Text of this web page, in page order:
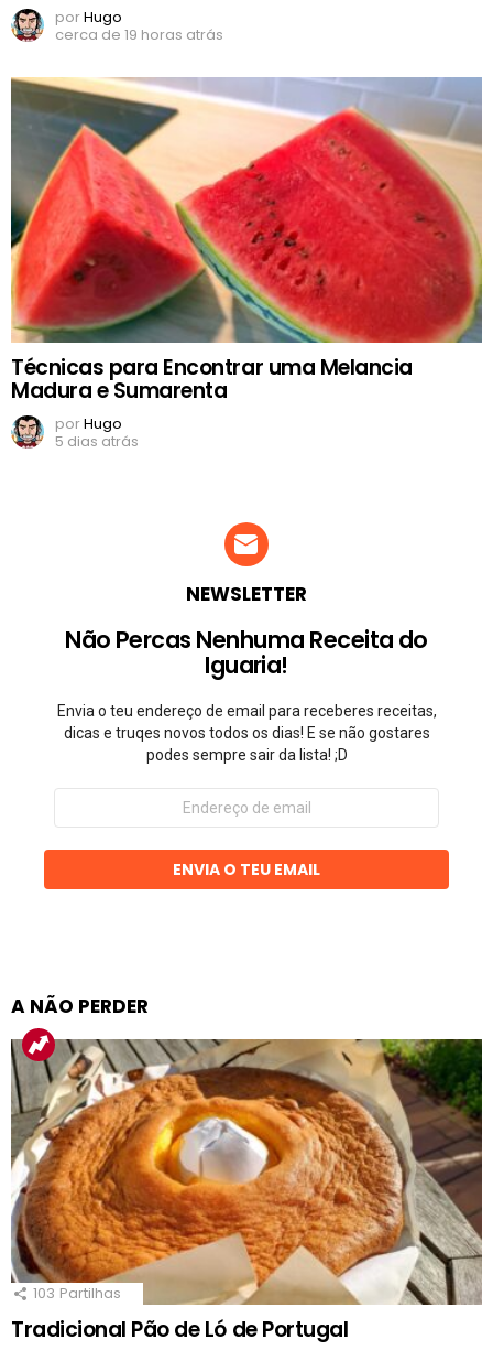
porHugo
cerca de 19 horas atrás
Técnicas para Encontrar uma Melancia
Madura e Sumarenta
porHugo
5 dias atrás
NEWSLETTER
Não Percas Nenhuma Receita do
Iguaria!
Envia o teu endereço de email para receberes receitas,
dicas e truqes novos todos os dias! E se não gostares
podes sempre sair da lista! ;D
Endereço
email
ENVIA O TEU EMAIL
A NÃO PERDER
103 Partilhas
Tradicional Pão de Ló de Portugal